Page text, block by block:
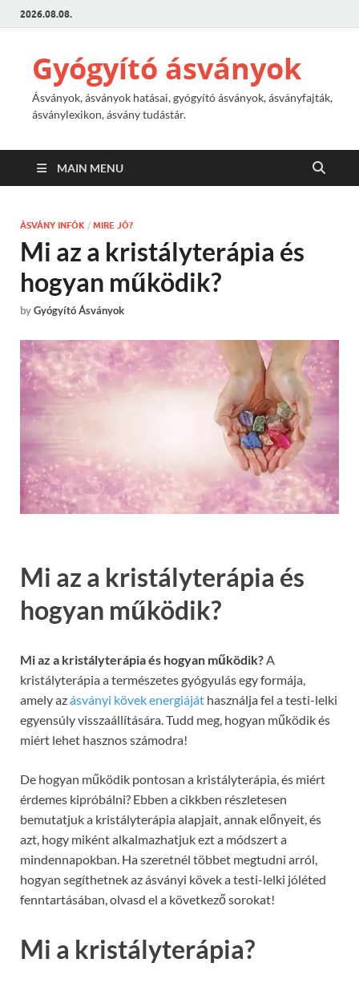
2026.08.08.
Gyógyító ásványok
Ásványok, ásványok hatásai, gyógyító ásványok, ásványfajták,
ásványlexikon, ásvány tudástár.
MAIN MENU
ÁSVÁNY INFÓK / MIRE JÓ?
Mi az a kristályterápia és
hogyan működik?
byGyógyító Ásványok
Mi az a kristályterápia és
hogyan működik?
Mi az a kristályterápia és hogyan működik?A
kristályterápia a természetes gyógyulás egy formája,
amely azásványi kövek energiáját használja fel a testi-lelki
egyensúly visszaállítására. Tudd meg, hogyan működik és
miért lehet hasznos számodra!
De hogyan működik pontosan a kristályterápia, és miért
érdemes kipróbálni? Ebben a cikkben részletesen
bemutatjuk a kristályterápia alapjait, annak előnyeit, és
azt, hogy miként alkalmazhatjuk ezt a módszert a
mindennapokban. Ha szeretnél többet megtudni arról,
hogyan segíthetnek az ásványi kövek a testi-lelki jóléted
fenntartásában, olvasd el a következő sorokat!
Mi a kristályterápia?